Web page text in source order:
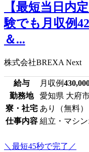
【最短当日内
験でも月収例
＆...
株式会社BREXA Next
給与 月収例
勤務地
愛知県 大府
寮・社宅 あり（無料）
仕事内容 組立・マシ
＼最短45秒で完了／